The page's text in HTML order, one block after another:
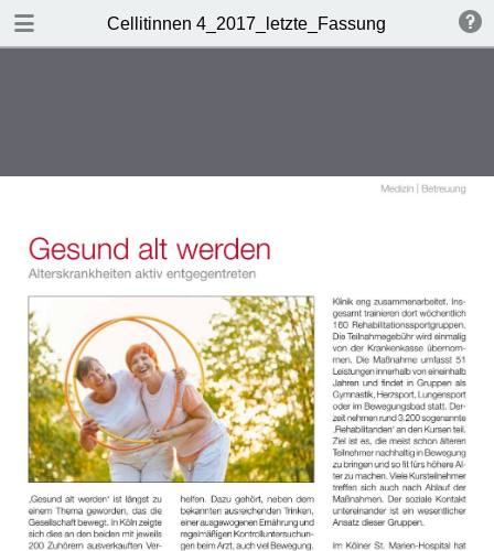
Cellitinnen 4_2017_letzte_Fassung
DOWNLOAD